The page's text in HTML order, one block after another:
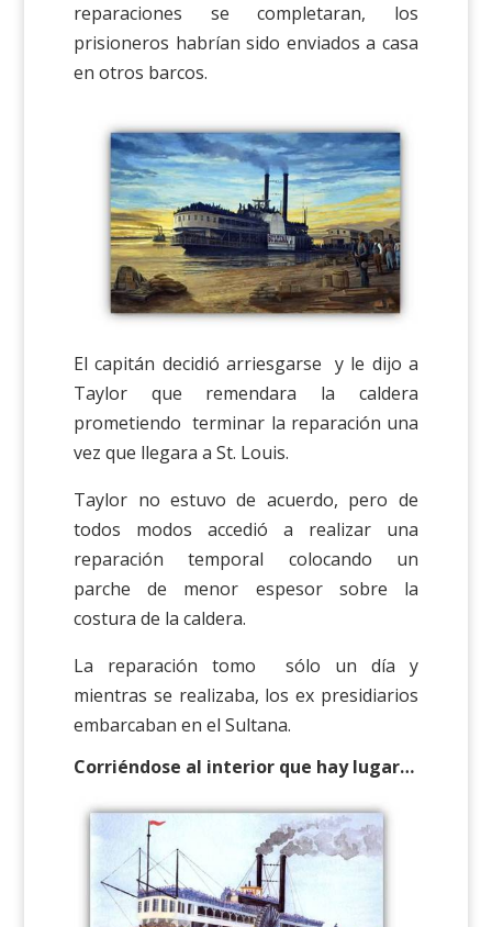
reparaciones se completaran, los
prisioneros habrían sido enviados a casa
en otros barcos.
El capitán decidió arriesgarse y le dijo a
Taylor que remendara la caldera
prometiendo terminar la reparación una
vez que llegara a St. Louis.
Taylor no estuvo de acuerdo, pero de
todos modos accedió a realizar una
reparación temporal colocando un
parche de menor espesor sobre la
costura de la caldera.
La reparación tomo sólo un día y
mientras se realizaba, los ex presidiarios
embarcaban en el Sultana.
Corriéndose al interior que hay lugar…